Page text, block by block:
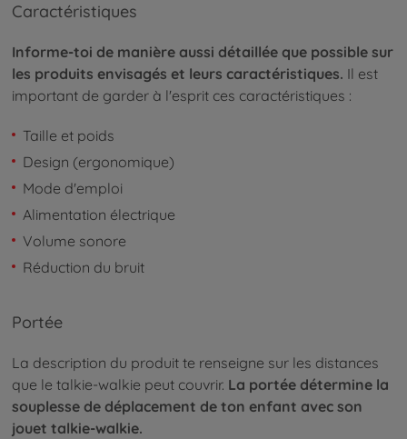
Caractéristiques
Informe-toi de manière aussi détaillée que possible sur
les produits envisagés et leurs caractéristiques. Il est
important de garder à l'esprit ces caractéristiques :
Taille et poids
Design (ergonomique)
Mode d'emploi
Alimentation électrique
Volume sonore
Réduction du bruit
Portée
La description du produit te renseigne sur les distances
que le talkie-walkie peut couvrir. La portée détermine la
souplesse de déplacement de ton enfant avec son
jouet talkie-walkie.